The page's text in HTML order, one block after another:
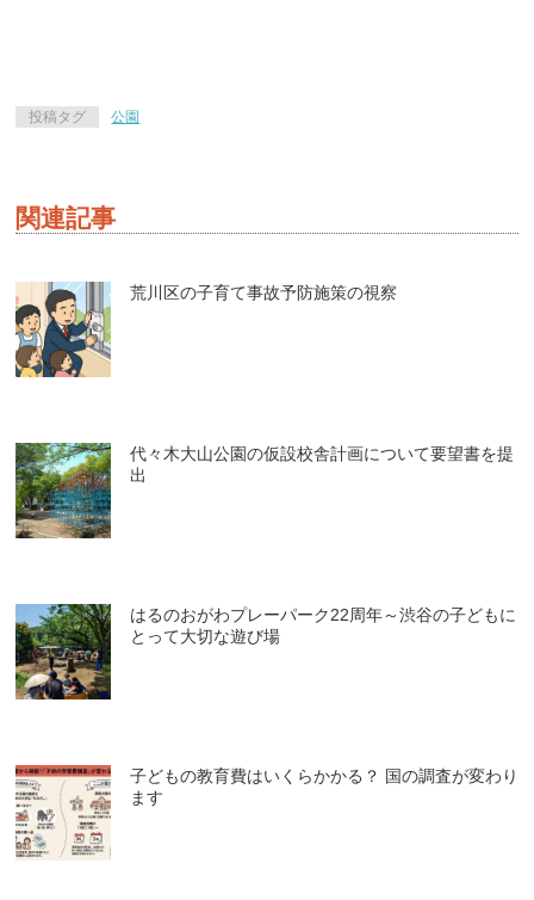
投稿タグ 公園
関連記事
荒川区の子育て事故予防施策の視察
代々木大山公園の仮設校舎計画について要望書を提
出
はるのおがわプレーパーク22周年～渋谷の子どもに
とって大切な遊び場
子どもの教育費はいくらかかる？ 国の調査が変わり
ます